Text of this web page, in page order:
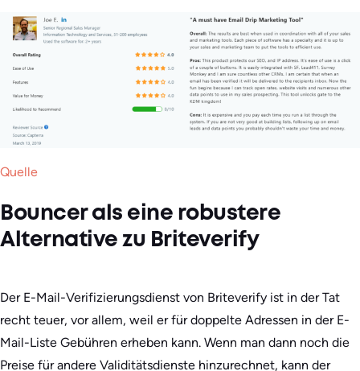
Quelle
Bouncer als eine robustere
Alternative zu Briteverify
Der E-Mail-Verifizierungsdienst von Briteverify ist in der Tat
recht teuer, vor allem, weil er für doppelte Adressen in der E-
Mail-Liste Gebühren erheben kann. Wenn man dann noch die
Preise für andere Validitätsdienste hinzurechnet, kann der